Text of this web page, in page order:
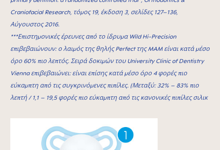
Craniofacial Research, τόμος 19, έκδοση 3, σελίδες 127–136,
Αύγουστος 2016.
***Επιστημονικές έρευνες από το ίδρυμα Wild Hi-Precision
επιβεβαιώνουν: ο λαιμός της θηλής Perfect της MAM είναι κατά μέσο
όρο 60% πιο λεπτός. Σειρά δοκιμών του University Clinic of Dentistry
Vienna επιβεβαιώνει: είναι επίσης κατά μέσο όρο 4 φορές πιο
εύκαμπτη από τις συγκρινόμενες πιπίλες. (Μεταξύ: 32% – 83% πιο
λεπτή / 1,1 – 19,5 φορές πιο εύκαμπτη από τις κανονικές πιπίλες σιλικ